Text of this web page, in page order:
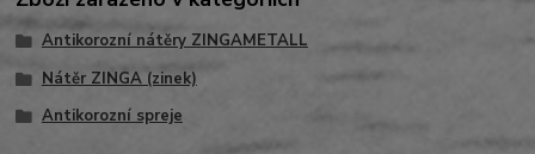
Antikorozní nátěry ZINGAMETALL
Nátěr ZINGA (zinek)
Antikorozní spreje